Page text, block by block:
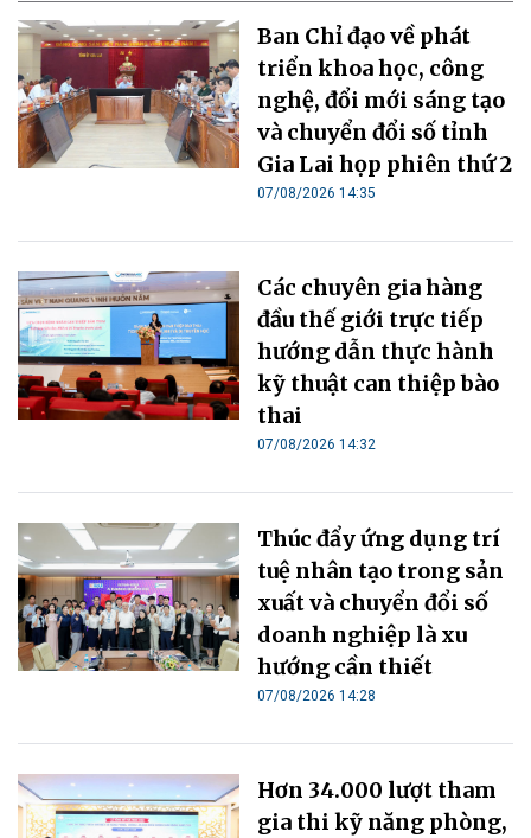
Ban Chỉ đạo về phát
triển khoa học, công
nghệ, đổi mới sáng tạo
và chuyển đổi số tỉnh
Gia Lai họp phiên thứ 2
07/08/2026 14:35
Các chuyên gia hàng
đầu thế giới trực tiếp
hướng dẫn thực hành
kỹ thuật can thiệp bào
thai
07/08/2026 14:32
Thúc đẩy ứng dụng trí
tuệ nhân tạo trong sản
xuất và chuyển đổi số
doanh nghiệp là xu
hướng cần thiết
07/08/2026 14:28
Hơn 34.000 lượt tham
gia thi kỹ năng phòng,